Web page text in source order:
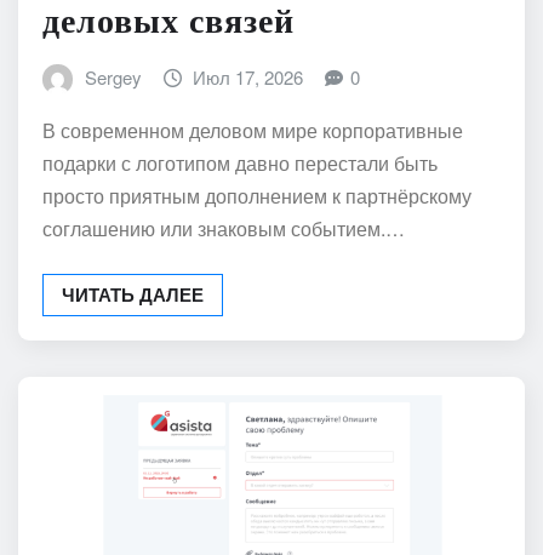
деловых связей
Sergey Июл 17, 2026 0
В современном деловом мире корпоративные
подарки с логотипом давно перестали быть
просто приятным дополнением к партнёрскому
соглашению или знаковым событием.…
ЧИТАТЬ ДАЛЕЕ